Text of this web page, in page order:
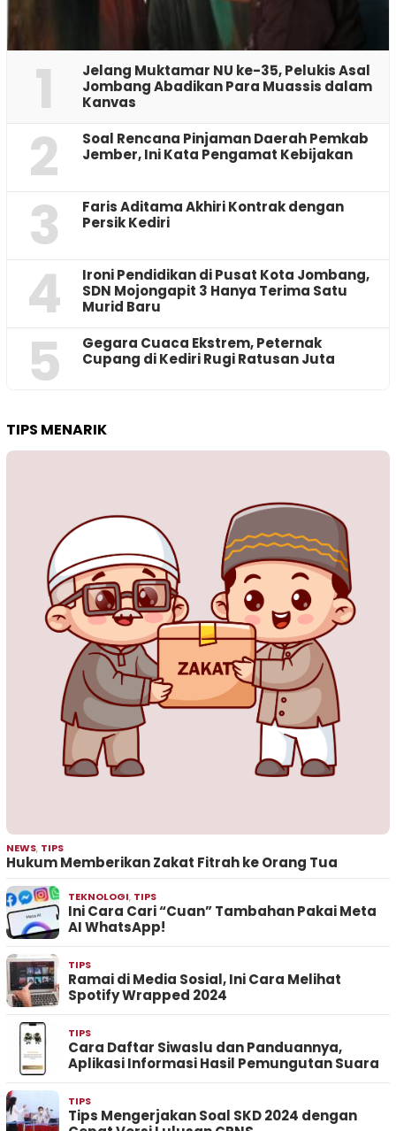
1
Jelang Muktamar NU ke-35, Pelukis Asal
Jombang Abadikan Para Muassis dalam
Kanvas
2
‎Soal Rencana Pinjaman Daerah Pemkab
Jember, Ini Kata Pengamat Kebijakan ‎
3
Faris Aditama Akhiri Kontrak dengan
Persik Kediri
4
Ironi Pendidikan di Pusat Kota Jombang,
SDN Mojongapit 3 Hanya Terima Satu
Murid Baru
5
‎Gegara Cuaca Ekstrem, Peternak
Cupang di Kediri Rugi Ratusan Juta
TIPS MENARIK
NEWS, TIPS
Hukum Memberikan Zakat Fitrah ke Orang Tua
TEKNOLOGI, TIPS
Ini Cara Cari “Cuan” Tambahan Pakai Meta
AI WhatsApp!
TIPS
Ramai di Media Sosial, Ini Cara Melihat
Spotify Wrapped 2024
TIPS
Cara Daftar Siwaslu dan Panduannya,
Aplikasi Informasi Hasil Pemungutan Suara
TIPS
Tips Mengerjakan Soal SKD 2024 dengan